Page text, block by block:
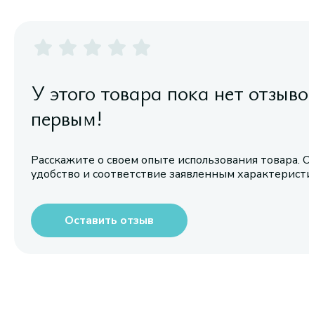
У этого товара пока нет
первым!
Расскажите о своем опыте использования товара.
удобство и соответствие заявленным
Оставить отзыв